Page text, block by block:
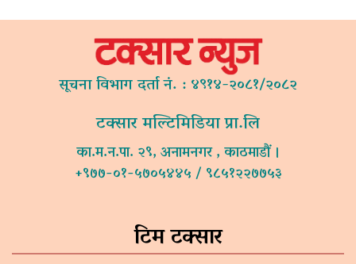
सूचना विभाग दर्ता नं. : ४९१४-२०८१/२०८२
टक्सार मल्टिमिडिया प्रा.लि
का.म.न.पा. २९, अनामनगर , काठमाडौं ।
+९७७-०१-५७०५४४५ / ९८५१२२७७५३
टिम टक्सार